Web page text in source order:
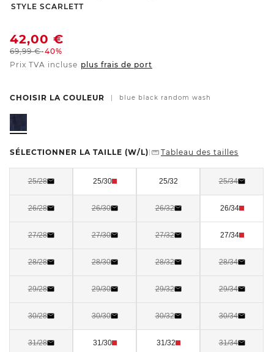
-
STYLE SCARLETT
42,00 €
69,99€-40%
Prix TVA incluse plus frais de port
CHOISIR LA COULEUR blue black random wash
SÉLECTIONNER LA TAILLE (W/L) Tableau des tailles
25/28 25/30 25/32 25/34
26/28 26/30 26/32 26/34
27/28 27/30 27/32 27/34
28/28 28/30 28/32 28/34
29/28 29/30 29/32 29/34
30/28 30/30 30/32 30/34
31/28 31/30 31/32 31/34